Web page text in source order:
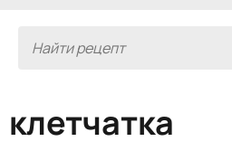
клетчатка